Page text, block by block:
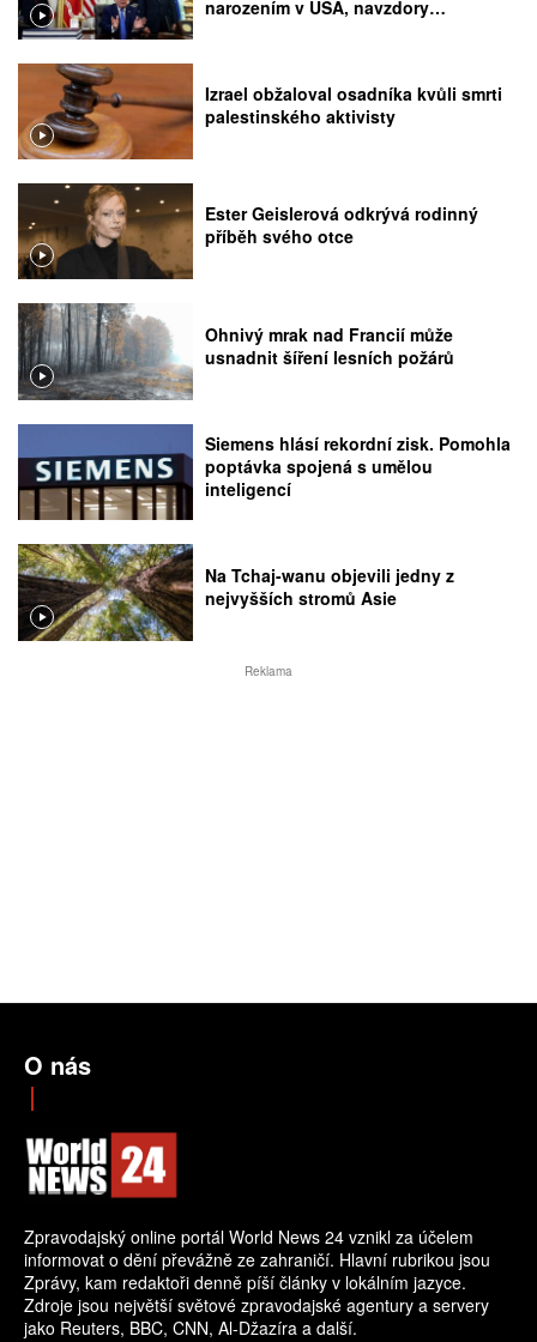
narozením v USA, navzdory
Izrael obžaloval osadníka kvůli smrti
palestinského aktivisty
Ester Geislerová odkrývá rodinný
příběh svého otce
Ohnivý mrak nad Francií může
usnadnit šíření lesních požárů
Siemens hlásí rekordní zisk. Pomohla
poptávka spojená s umělou
inteligencí
Na Tchaj-wanu objevili jedny z
nejvyšších stromů Asie
Reklama
O nás
Zpravodajský online portál World News 24 vznikl za účelem
informovat o dění převážně ze zahraničí. Hlavní rubrikou jsou
Zprávy, kam redaktoři denně píší články v lokálním jazyce.
Zdroje jsou největší světové zpravodajské agentury a servery
jako Reuters, BBC, CNN, Al-Džazíra a další.